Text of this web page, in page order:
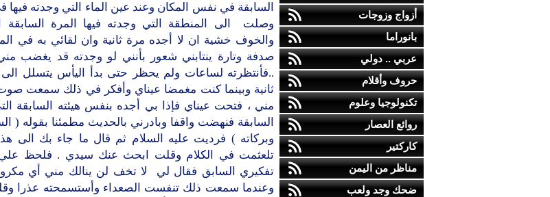
أزواج وزوجات
بانوراما
عربي .. دولي
حروف وأقلام
تكنولوجيا وعلوم
روائع العصار
كاركتير
مناظر من اليمن
ضحك وجد ولعب
السابقة في نفس المكان وعند عين الماء التي وجدته فيها
وصلت الى المنطقة التي وجدته فيها المرة السابقة
والخوف خشية ان لا أجده مرة ثانية وان لقائي به في
صدفة وتارة ينتابني شعور بأنني لو وجدته قد يغضب
..فأنتظرته لساعات ولم يحظر حتى بدأ اليأس يتسلل
ثانية وبينما كنت مغمضا عيناي وأفكر في ذلك سمعت
مني ، فتحت عيناي فإذا بي أجده بنفس هيئته السابقة
السابقة فنهضت واقفا وبادرني بالحديث مطمئنا بقوله (
وبركاته ) فرديت عليه السلام ثم قال ما جاء بك الى
تلعثمت في الكلام وقلت ابحث عنك سيدي . فلحظ
تفكيري السابق فقال لي لا تخف لن ينالك مني أي
وعندما سمعت ذلك تنفست الصعداء وأستسمحته عذرا